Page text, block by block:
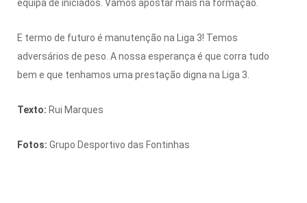
equipa de iniciados. Vamos apostar mais na formação.
E termo de futuro é manutenção na Liga 3! Temos
adversários de peso. A nossa esperança é que corra tudo
bem e que tenhamos uma prestação digna na Liga 3.
Texto: Rui Marques
Fotos: Grupo Desportivo das Fontinhas